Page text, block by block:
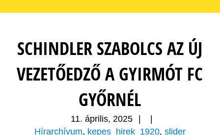
SCHINDLER SZABOLCS AZ ÚJ
VEZETŐEDZŐ A GYIRMÓT FC
GYŐRNÉL
11. április, 2025
Hírarchívum, kepes_hirek_1920, slider